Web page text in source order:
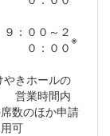
９：００～２
０：００※
やきホールの
営業時間内
数のほか申請
可